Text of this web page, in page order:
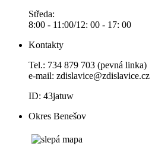
Středa:
8:00 - 11:00/12: 00 - 17: 00
Kontakty
Tel.: 734 879 703 (pevná linka)
e-mail: zdislavice@zdislavice.cz
ID: 43jatuw
Okres Benešov